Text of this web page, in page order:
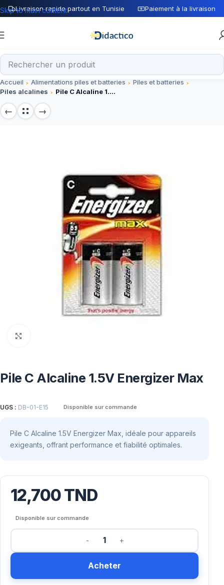
Livraison rapide partout en Tunisie Paiement à la livraison
Skip to main content
Accueil Alimentations piles et batteries
Piles et batteries
Piles alcalines
Pile C Alcaline 1.5V Energizer Max
Pile C Alcaline 1.5V Energizer Max
UGS : DB-01-E15 Disponible sur commande
Pile C Alcaline 1.5V Energizer Max, idéale pour appareils
exigeants, offrant performance et fiabilité optimales.
12,700TND
Disponible sur commande
Acheter